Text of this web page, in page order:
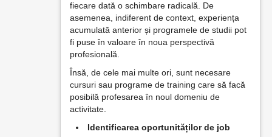
fiecare dată o schimbare radicală. De
asemenea, indiferent de context, experiența
acumulată anterior și programele de studii pot
fi puse în valoare în noua perspectivă
profesională.
Însă, de cele mai multe ori, sunt necesare
cursuri sau programe de training care să facă
posibilă profesarea în noul domeniu de
activitate.
Identificarea oportunităților de job